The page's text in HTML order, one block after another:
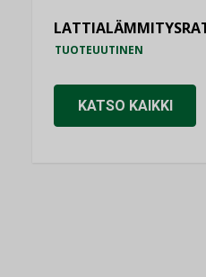
TUOTEUUTINEN
KATSO KAIKKI